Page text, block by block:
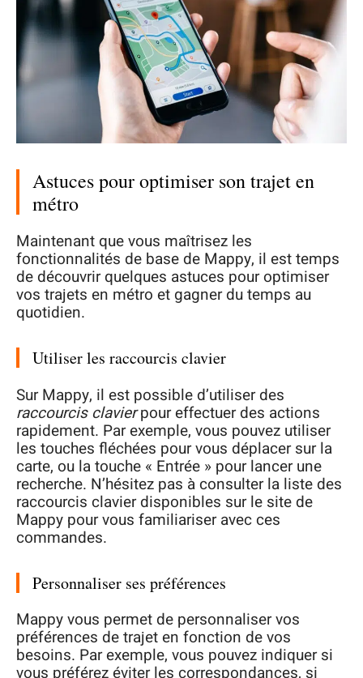
Astuces pour optimiser son trajet en
métro
Maintenant que vous maîtrisez les
fonctionnalités de base de Mappy, il est temps
de découvrir quelques astuces pour optimiser
vos trajets en métro et gagner du temps au
quotidien.
Utiliser les raccourcis clavier
Sur Mappy, il est possible d’utiliser des
raccourcis clavierpour effectuer des actions
rapidement. Par exemple, vous pouvez utiliser
les touches fléchées pour vous déplacer sur la
carte, ou la touche « Entrée » pour lancer une
recherche. N’hésitez pas à consulter la liste des
raccourcis clavier disponibles sur le site de
Mappy pour vous familiariser avec ces
commandes.
Personnaliser ses préférences
Mappy vous permet de personnaliser vos
préférences de trajet en fonction de vos
besoins. Par exemple, vous pouvez indiquer si